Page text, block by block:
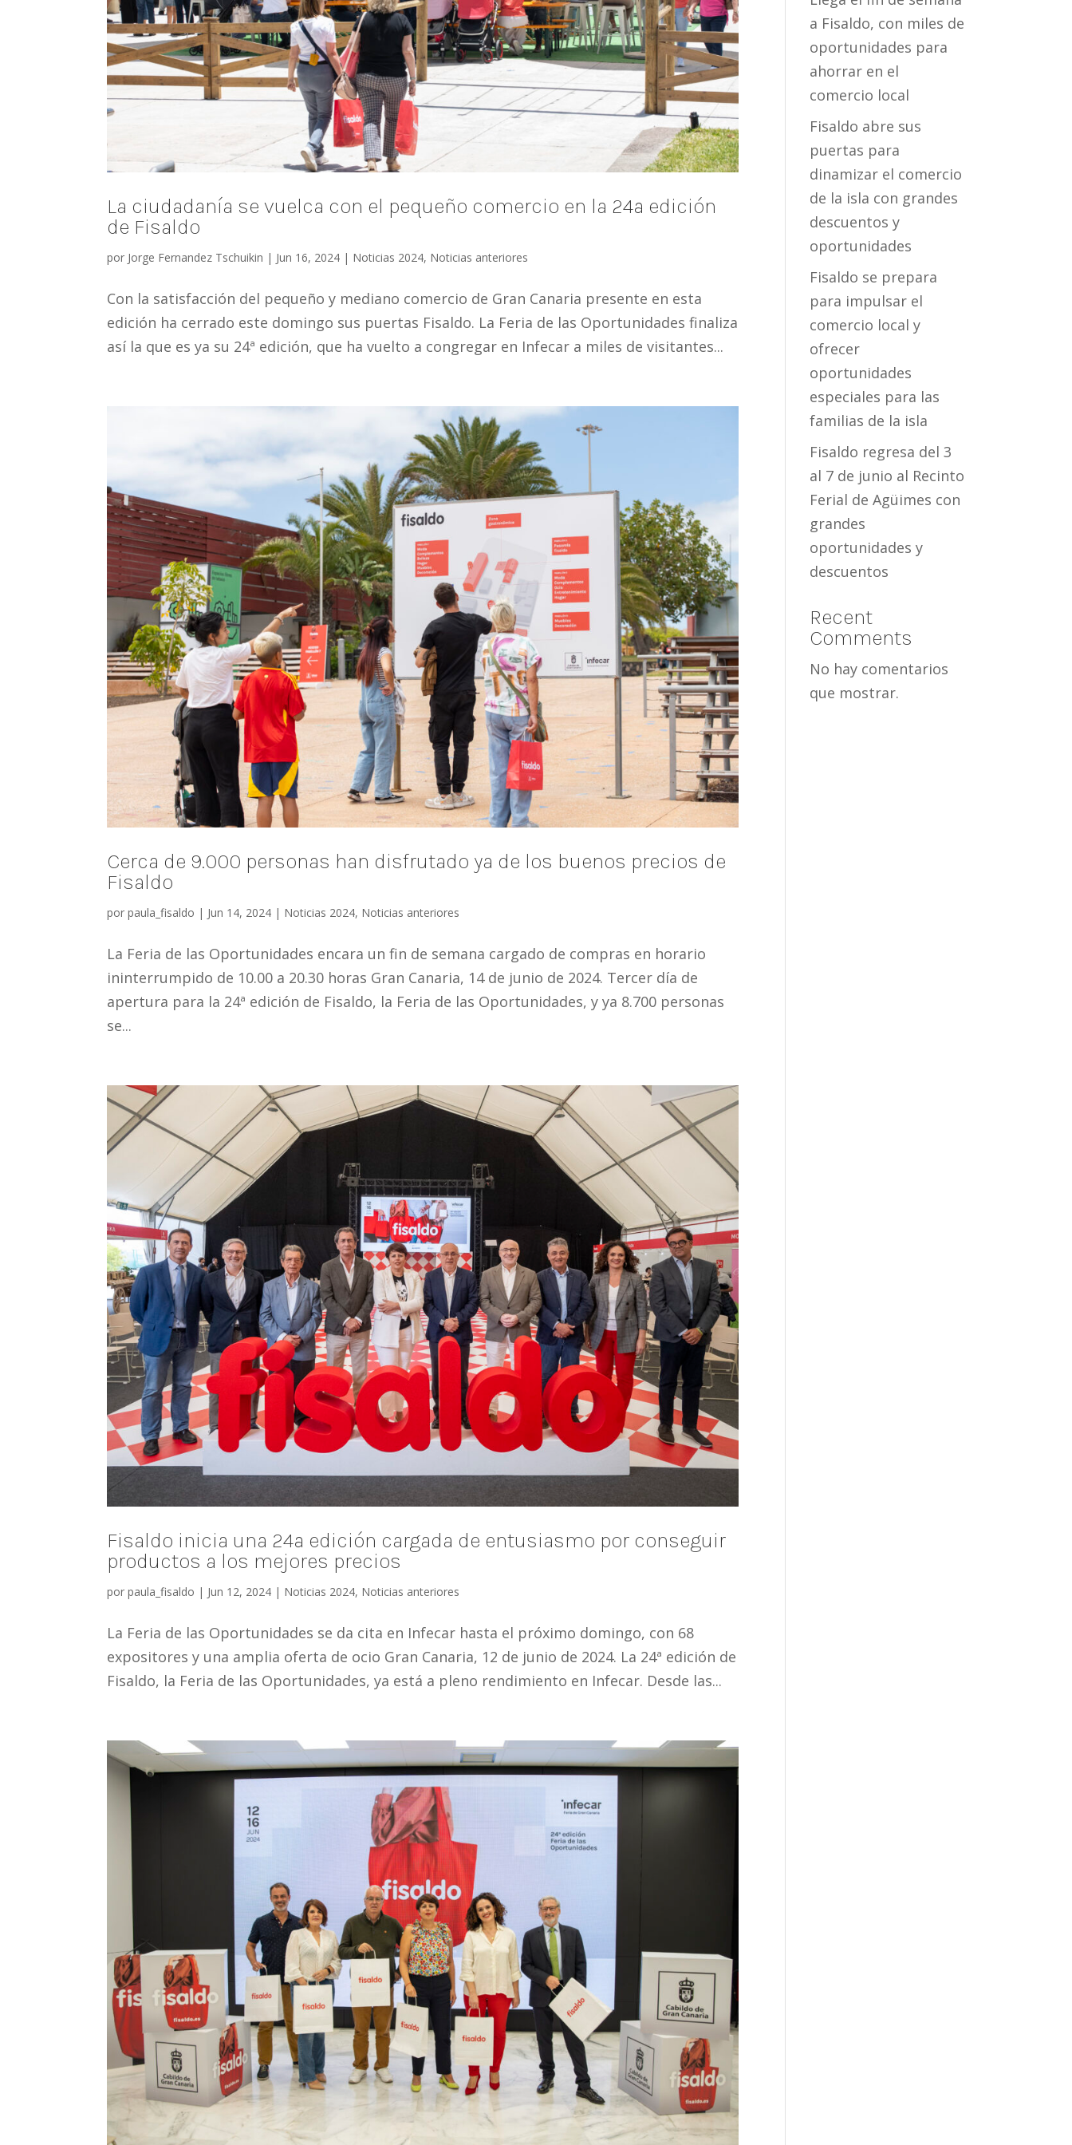
La ciudadanía se vuelca con el pequeño comercio en la 24ª edición
de Fisaldo
por Jorge Fernandez Tschuikin | Jun 16, 2024 | Noticias 2024, Noticias anteriores
Con la satisfacción del pequeño y mediano comercio de Gran Canaria presente en esta
edición ha cerrado este domingo sus puertas Fisaldo. La Feria de las Oportunidades finaliza
así la que es ya su 24ª edición, que ha vuelto a congregar en Infecar a miles de visitantes...
Cerca de 9.000 personas han disfrutado ya de los buenos precios de
Fisaldo
porpaula_fisaldo | Jun 14, 2024 | Noticias 2024, Noticias anteriores
La Feria de las Oportunidades encara un fin de semana cargado de compras en horario
ininterrumpido de 10.00 a 20.30 horas Gran Canaria, 14 de junio de 2024. Tercer día de
apertura para la 24ª edición de Fisaldo, la Feria de las Oportunidades, y ya 8.700 personas
se...
Fisaldo inicia una 24ª edición cargada de entusiasmo por conseguir
productos a los mejores precios
porpaula_fisaldo | Jun 12, 2024 | Noticias 2024, Noticias anteriores
La Feria de las Oportunidades se da cita en Infecar hasta el próximo domingo, con 68
expositores y una amplia oferta de ocio Gran Canaria, 12 de junio de 2024. La 24ª edición de
Fisaldo, la Feria de las Oportunidades, ya está a pleno rendimiento en Infecar. Desde las...
a Fisaldo, con miles de
oportunidades para
ahorrar en el
comercio local
Fisaldo abre sus
puertas para
dinamizar el comercio
de la isla con grandes
descuentos y
oportunidades
Fisaldo se prepara
para impulsar el
comercio local y
ofrecer
oportunidades
especiales para las
familias de la isla
Fisaldo regresa del 3
al 7 de junio al Recinto
Ferial de Agüimes con
grandes
oportunidades y
descuentos
Recent
Comments
No hay comentarios
que mostrar.